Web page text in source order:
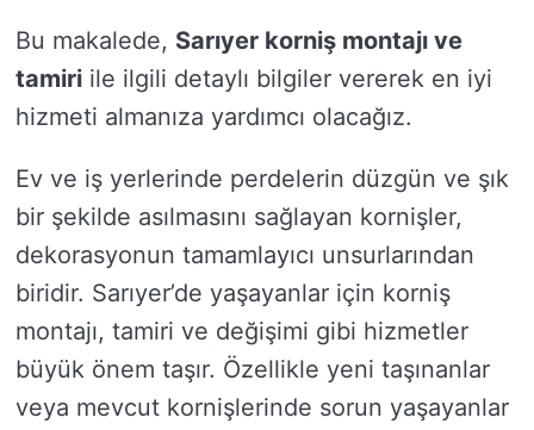
Bu makalede, Sarıyer korniş montajı ve
tamiri ile ilgili detaylı bilgiler vererek en iyi
hizmeti almanıza yardımcı olacağız.
Ev ve iş yerlerinde perdelerin düzgün ve şık
bir şekilde asılmasını sağlayan kornişler,
dekorasyonun tamamlayıcı unsurlarından
biridir. Sarıyer’de yaşayanlar için korniş
montajı, tamiri ve değişimi gibi hizmetler
büyük önem taşır. Özellikle yeni taşınanlar
veya mevcut kornişlerinde sorun yaşayanlar